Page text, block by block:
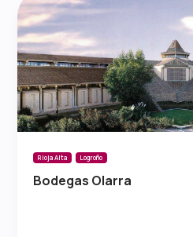
Rioja Alta Logroño
Bodegas Olarra